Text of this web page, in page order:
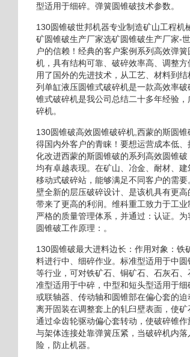
型适用于细碎。弹簧圆锥破技术参数。
130圆锥破世邦机器专业制造矿山工程
矿圆锥破生产厂家选矿圆锥破生产厂家-
户的信赖！经典的客户案例系列高效弹
机，具有结构可靠、破碎效率高、调整
用了国外的先进技术，从工艺、材料到
列单缸液压圆锥式破碎机是一款高效率
锥式破碎机是我公司总结二十多年经验
碎机。
130圆锥破高效圆锥破碎机,西蒙的斯圆
得国内外客户的青睐！要想运营成本低
化改进西蒙的斯圆锥破的系列高效圆锥
均有卓越表现。在矿山、冶金、耐材、
移动式破碎站，能够满足不同客户的需
壁全新的层压破碎设计、是该机具有更
带来了更高的利润。维科重工致力于工
严格的质量管理体系，并通过：认证。
圆锥破工作原理：。
130圆锥破最大进料边长：作用对象：
料进行中、细碎作业。标准型适用于中
等行业，可对铁矿石、铜矿石、石灰石
准型适用于中碎，中型和短头型适用于
或联轴器、传动轴和圆锥部在偏心套的
离开固装在调整套上的轧臼壁表面，使
通过伞齿轮驱动偏心套转动，使破碎锥
与架体连接处靠弹簧压紧，当破碎机内
险，防止机器。